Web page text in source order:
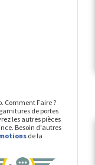
Comment Faire ?
de portes
les autres pièces
Besoin d'autres
de la